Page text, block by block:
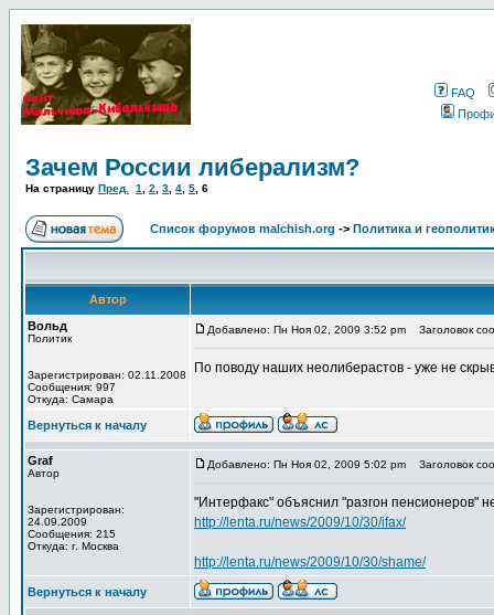
FAQ
Зачем России либерализм?
На страницу Пред. 1 2 3 4 5 6
Список форумов malchish.org -> Политика и
Автор
Вольд
Политик
Зарегистрирован: 02.11.2008
Сообщения: 997
Откуда: Самара
Добавлено: Пн Ноя 02, 2009 3:52 pm Заголовок
По поводу наших неолиберастов - уже не
Вернуться к началу
Graf
Автор
Зарегистрирован:
24.09.2009
Сообщения: 215
Откуда: г. Москва
Добавлено: Пн Ноя 02, 2009 5:02 pm Заголовок
"Интерфакс" объяснил "разгон пенсионеров"
http://lenta.ru/news/2009/10/30/ifax/
http://lenta.ru/news/2009/10/30/shame/
Вернуться к началу